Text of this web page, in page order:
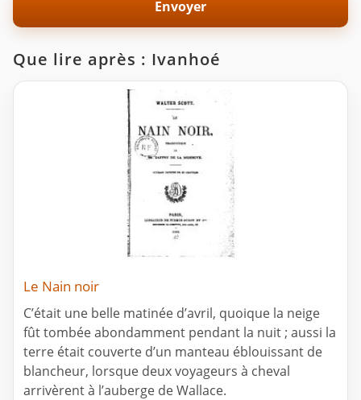
Que lire après : Ivanhoé
Le Nain noir
C’était une belle matinée d’avril, quoique la neige
fût tombée abondamment pendant la nuit ; aussi la
terre était couverte d’un manteau éblouissant de
blancheur, lorsque deux voyageurs à cheval
arrivèrent à l’auberge de Wallace.